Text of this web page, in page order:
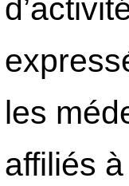
les
affiliés